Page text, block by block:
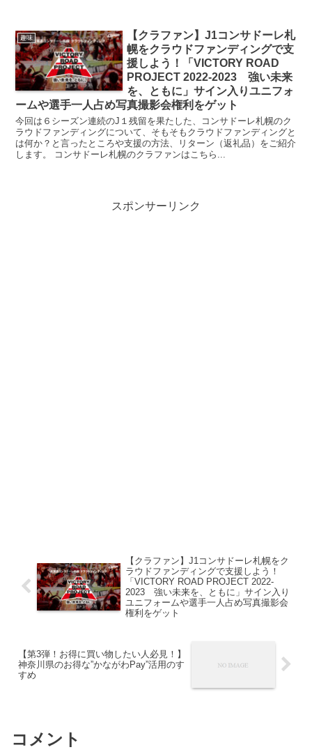
趣味
【クラファン】J1コンサドーレ札
幌をクラウドファンディングで支
援しよう！「VICTORY ROAD
PROJECT 2022-2023 強い未来
を、ともに」サイン入りユニフォ
ームや選手一人占め写真撮影会権利をゲット
今回は６シーズン連続のJ１残留を果たした、コンサドーレ札幌のク
ラウドファンディングについて、そもそもクラウドファンディングと
は何か？と言ったところや支援の方法、リターン（返礼品）をご紹介
します。 コンサドーレ札幌のクラファンはこちら...
スポンサーリンク
【クラファン】J1コンサドーレ札幌をク
ラウドファンディングで支援しよう！
「VICTORY ROAD PROJECT 2022-
2023 強い未来を、ともに」サイン入り
ユニフォームや選手一人占め写真撮影会
権利をゲット
【第3弾！お得に買い物したい人必見！】
神奈川県のお得な”かながわPay”活用のす
すめ
コメント